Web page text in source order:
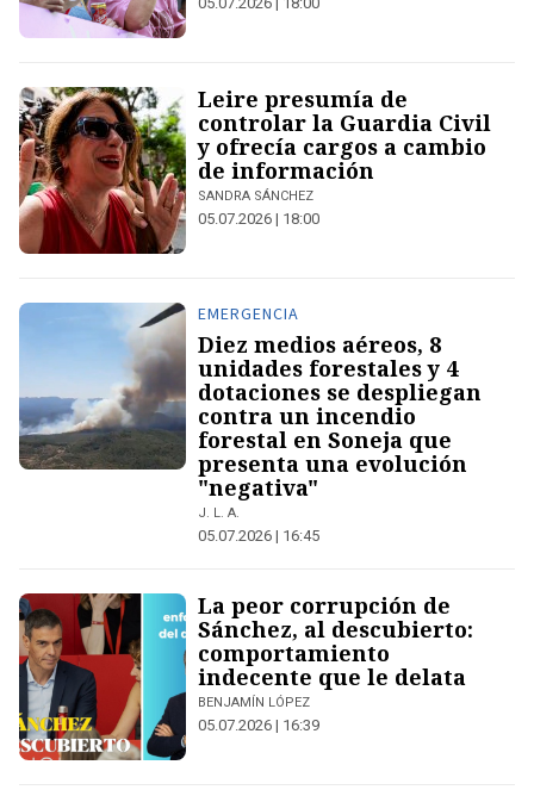
Leire presumía de
controlar la Guardia Civil
y ofrecía cargos a cambio
de información
SANDRA SÁNCHEZ
05.07.2026 | 18:00
EMERGENCIA
Diez medios aéreos, 8
unidades forestales y 4
dotaciones se despliegan
contra un incendio
forestal en Soneja que
presenta una evolución
"negativa"
J. L. A.
05.07.2026 | 16:45
La peor corrupción de
Sánchez, al descubierto:
comportamiento
indecente que le delata
BENJAMÍN LÓPEZ
05.07.2026 | 16:39